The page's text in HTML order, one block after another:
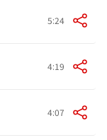
5:24
4:19
4:07